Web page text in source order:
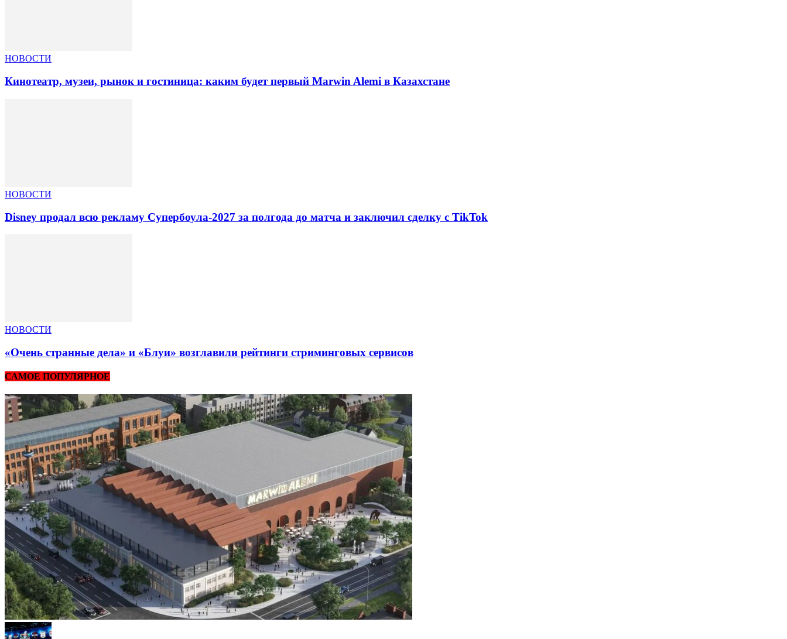
НОВОСТИ
Кинотеатр, музеи, рынок и гостиница: каким будет первый Marwin Alemi в Казахстане
НОВОСТИ
Disney продал всю рекламу Супербоула-2027 за полгода до матча и заключил сделку с TikTok
НОВОСТИ
«Очень странные дела» и «Блуи» возглавили рейтинги стриминговых сервисов
САМОЕ ПОПУЛЯРНОЕ